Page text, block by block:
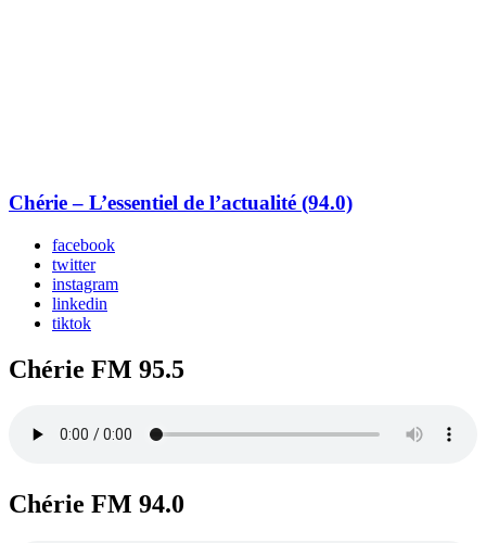
Chérie – L’essentiel de l’actualité (94.0)
facebook
twitter
instagram
linkedin
tiktok
Chérie FM 95.5
Chérie FM 94.0